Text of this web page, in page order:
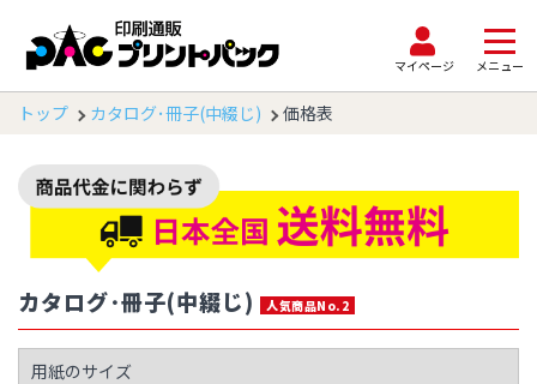
マイページ メニュー
トップ カタログ･冊子(中綴じ) 価格表
カタログ･冊子(中綴じ) 人気商品No.2
用紙のサイズ